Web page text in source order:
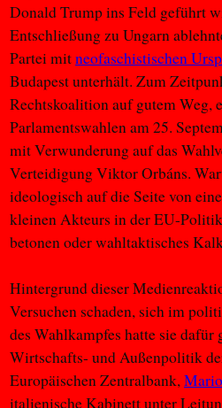
Donald Trump ins Feld geführt
Entschließung zu Ungarn
Partei mitneofaschistischen
Budapest unterhält. Zum
Rechtskoalition auf gutem Weg,
Parlamentswahlen am 25.
mit Verwunderung auf das
Verteidigung Viktor Orbáns.
ideologisch auf die Seite von
kleinen Akteurs in der EU-
betonen oder wahltaktisches
Hintergrund dieser
Versuchen schaden, sich im
des Wahlkampfes hatte sie
Wirtschafts- und Außenpolitik
Europäischen Zentralbank,
italienische Kabinett unter